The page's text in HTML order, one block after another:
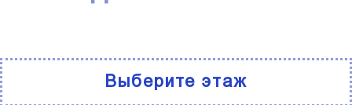
Выберите этаж